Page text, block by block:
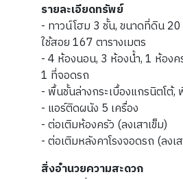
รายละเอียดทรัพย์
- ทาวน์โฮม 3 ชั้น, ขนาดที่ดิน 20
ใช้สอย 167 ตารางเมตร
- 4 ห้องนอน, 3 ห้องน้ำ, 1 ห้องค
1 ที่จอดรถ
- พื้นชั้นล่างกระเบื้องแกรนิตโต้
- แอร์ติดผนัง 5 เครื่อง
- ต่อเติมห้องครัว (ลงเสาเข็ม)
- ต่อเติมหลังคาโรงจอดรถ (ลงเ
สิ่งอำนวยความสะดวก